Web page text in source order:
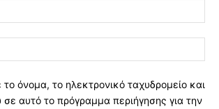
όνομα, το ηλεκτρονικό ταχυδρομείο και
σε αυτό το πρόγραμμα περιήγησης για την